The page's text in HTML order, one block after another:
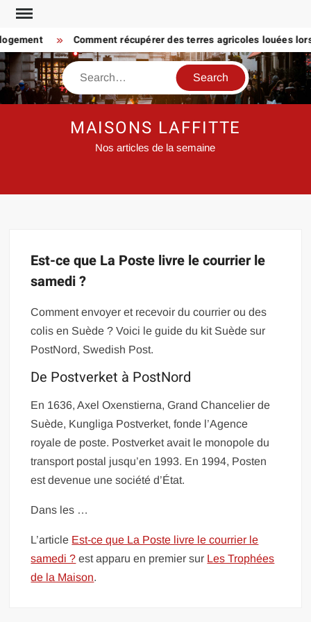
Skip
content
Comment récupérer des terres agricoles louées
Search
MAISONS LAFFITTE
Nos articles de la semaine
Est-ce que La Poste livre le courrier le
samedi ?
Comment envoyer et recevoir du courrier ou des
colis en Suède ? Voici le guide du kit Suède sur
PostNord, Swedish Post.
De Postverket à PostNord
En 1636, Axel Oxenstierna, Grand Chancelier de
Suède, Kungliga Postverket, fonde l’Agence
royale de poste. Postverket avait le monopole du
transport postal jusqu’en 1993. En 1994, Posten
est devenue une société d’État.
Dans les …
L’article Est-ce que La Poste livre le courrier le
samedi ? est apparu en premier sur Les Trophées
de la Maison.